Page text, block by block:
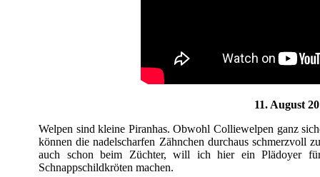
11. August
Welpen sind kleine Piranhas. Obwohl Colliewelpen ganz
können die nadelscharfen Zähnchen durchaus schmerzvoll
auch schon beim Züchter, will ich hier ein Plädoyer
Schnappschildkröten machen.